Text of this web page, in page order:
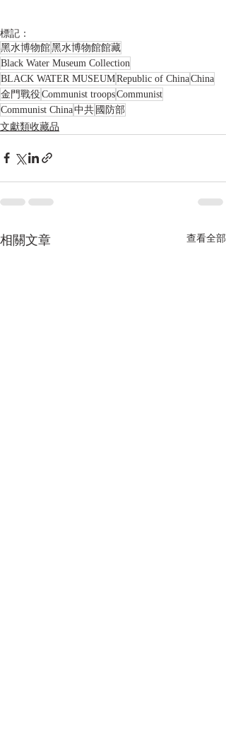
標記：
黑水博物館黑水博物館館藏
Black Water Museum Collection
BLACK WATER MUSEUMRepublic of ChinaChina
金門戰役Communist troopsCommunist
Communist China中共 國防部
文獻類收藏品
相關文章 查看全部